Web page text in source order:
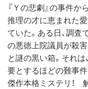
『Ｙの悲劇』の事件か
推理の才に恵まれた
ていた。ある日、調
の悪徳上院議員が殺
と謎の黒い箱。それ
要とするほどの難事
傑作本格ミステリ！